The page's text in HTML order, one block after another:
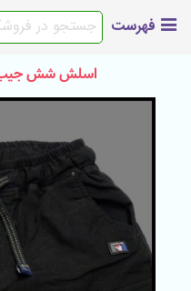
فهرست
اسلش شش جیب